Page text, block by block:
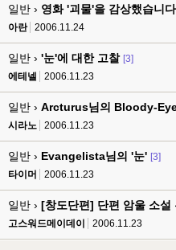
일반 › 영화 '괴물'을 감상했습니
아란
2006.11.24
일반 › '눈'에 대한 고찰 [3]
에테넬
2006.11.23
일반 › Arcturus님의 Bloody-
시라노
2006.11.23
일반 › Evangelista님의 '눈' [3]
타이머
2006.11.23
일반 › [창도단편] 단편 암울 소
고스워드메이데이
2006.11.23